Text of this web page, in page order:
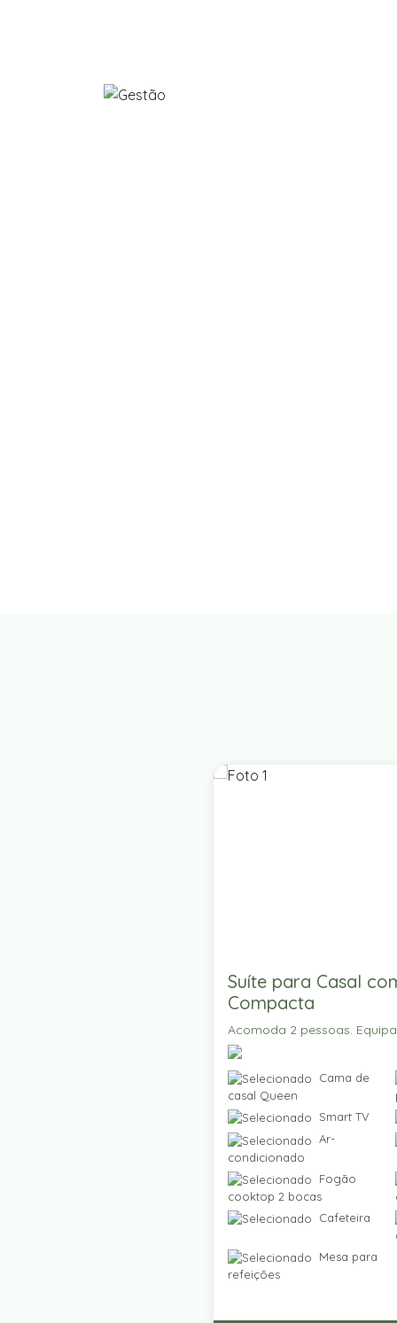
Suíte para Casal
Compacta
Acomoda 2 pessoas.
Cama de
casal Queen
Smart TV
Ar-
condicionado
Fogão
cooktop 2 bocas
Cafeteira
Mesa para
refeições